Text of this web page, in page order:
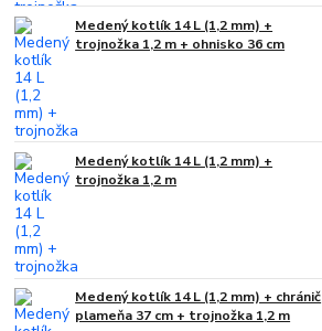
Medený kotlík 14 L (1,2 mm) +
trojnožka 1,2 m + ohnisko 36 cm
Medený kotlík 14 L (1,2 mm) +
trojnožka 1,2 m
Medený kotlík 14 L (1,2 mm) + chránič
plameňa 37 cm + trojnožka 1,2 m